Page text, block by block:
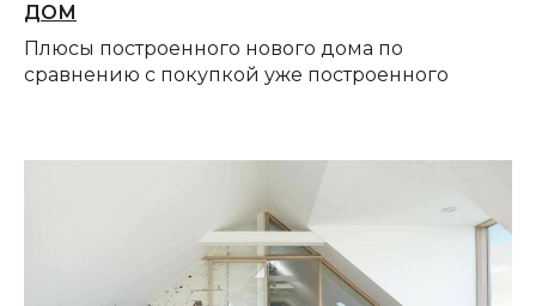
ДОМ
Плюсы построенного нового дома по
сравнению с покупкой уже построенного